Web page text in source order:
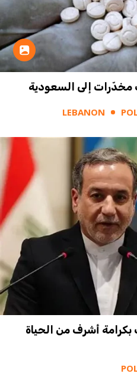
مخدّرات إلى السعودية
LEBANON
أشرف من الحياة